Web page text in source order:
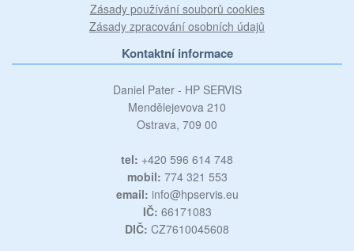
Zásady používání souborů cookies
Zásady zpracování osobních údajů
Kontaktní informace
Daniel Pater - HP SERVIS
Mendělejevova 210
Ostrava, 709 00
tel: +420 596 614 748
mobil: 774 321 553
email: info@hpservis.eu
IČ: 66171083
DIČ: CZ7610045608